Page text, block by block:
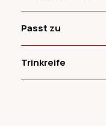
Passt zu
Trinkreife